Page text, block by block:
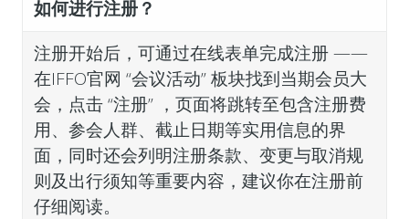
如何进行注册？
注册开始后，可通过在线表单完成注册 ——
在IFFO官网 “会议活动” 板块找到当期会员大
会，点击 “注册” ，页面将跳转至包含注册费
用、参会人群、截止日期等实用信息的界
面，同时还会列明注册条款、变更与取消规
则及出行须知等重要内容，建议你在注册前
仔细阅读。